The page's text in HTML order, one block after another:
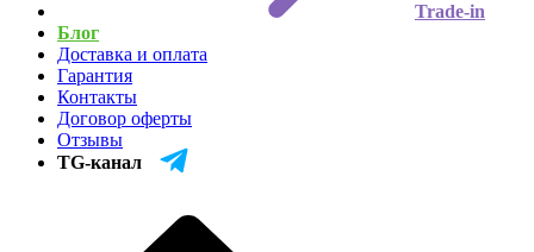
Trade-in
Блог
Доставка и оплата
Гарантия
Контакты
Договор оферты
Отзывы
TG-канал